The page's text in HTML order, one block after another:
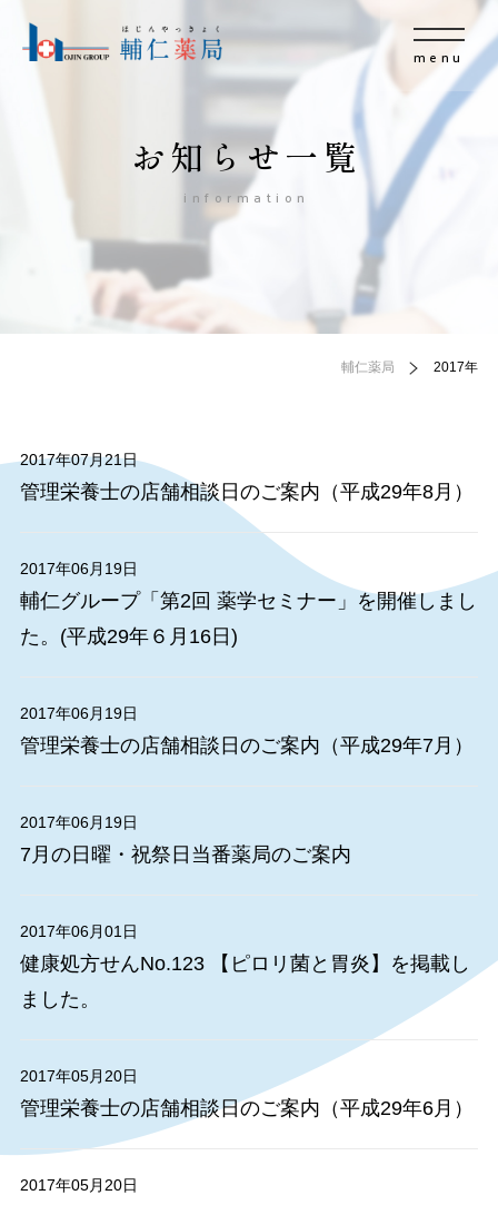
menu
お知らせ一覧
information
輔仁薬局 2017年
2017年07月21日
管理栄養士の店舗相談日のご案内（平成29年8月）
2017年06月19日
輔仁グループ「第2回 薬学セミナー」を開催しまし
た。(平成29年６月16日)
2017年06月19日
管理栄養士の店舗相談日のご案内（平成29年7月）
2017年06月19日
7月の日曜・祝祭日当番薬局のご案内
2017年06月01日
健康処方せんNo.123 【ピロリ菌と胃炎】を掲載し
ました。
2017年05月20日
管理栄養士の店舗相談日のご案内（平成29年6月）
2017年05月20日